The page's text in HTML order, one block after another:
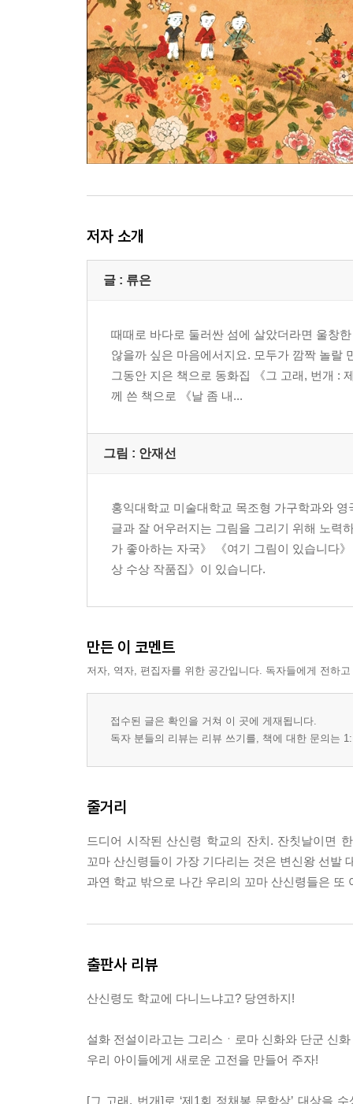
저자 소개
글 : 류은
때때로 바다로 둘러싼 섬에 살았더라면 울창
않을까 싶은 마음에서지요. 모두가 깜짝 놀랄
그동안 지은 책으로 동화집 《그 고래, 번개 :
께 쓴 책으로 《날 좀 내...
그림 : 안재선
홍익대학교 미술대학교 목조형 가구학과와
글과 잘 어우러지는 그림을 그리기 위해 노력
가 좋아하는 자국》 《여기 그림이 있습니다
상 수상 작품집》이 있습니다.
만든 이 코멘트
저자, 역자, 편집자를 위한 공간입니다. 독자들에게 전하
접수된 글은 확인을 거쳐 이 곳에 게재됩니다.
독자 분들의 리뷰는 리뷰 쓰기를, 책에 대한 문의는
줄거리
드디어 시작된 산신령 학교의 잔치. 잔칫날이면
꼬마 산신령들이 가장 기다리는 것은 변신왕 선
과연 학교 밖으로 나간 우리의 꼬마 산신령들은 또
출판사 리뷰
산신령도 학교에 다니느냐고? 당연하지!
설화 전설이라고는 그리스ㆍ로마 신화와 단군 신
우리 아이들에게 새로운 고전을 만들어 주자!
[그 고래, 번개]로 ‘제1회 정채봉 문학상’ 대상을